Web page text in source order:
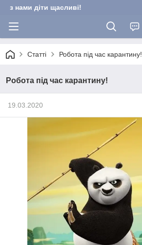
з нами діти щасливі!
Статті Робота під час карантину!
Робота під час карантину!
19.03.2020